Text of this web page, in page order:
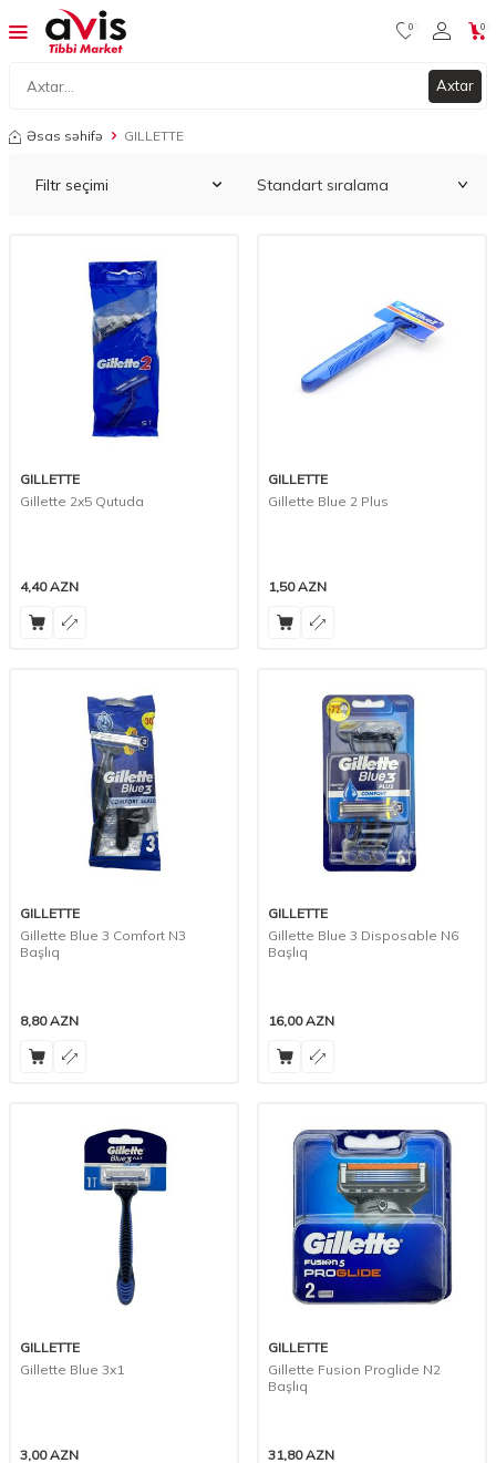
Axtar
0 0
Əsas səhifə GILLETTE
Filtr seçimi
GILLETTE
Gillette 2x5 Qutuda
4,40AZN
GILLETTE
Gillette Blue 2 Plus
1,50AZN
GILLETTE
Gillette Blue 3 Comfort N3
Başlıq
8,80AZN
GILLETTE
Gillette Blue 3 Disposable N6
Başlıq
16,00AZN
GILLETTE
Gillette Blue 3x1
3,00AZN
GILLETTE
Gillette Fusion Proglide N2
Başlıq
31,80AZN